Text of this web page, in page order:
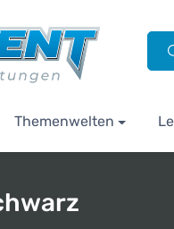
Themenwelten